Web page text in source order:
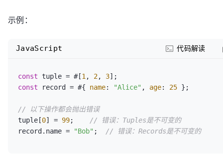
示例：
const tuple = #[1 , 2, 3
const record = #{ name: "Alice" , age: 25 };
// 以下操作都会抛出错误
tuple[0] = 99;
// 错误：Tuples是不可变的
record. name = "Bob" ; // 错误：Records是不可变的
JavaScript 代码解读